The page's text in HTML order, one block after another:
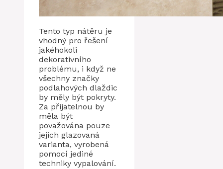
Tento typ nátěru je
vhodný pro řešení
jakéhokoli
dekorativního
problému, i když ne
všechny značky
podlahových dlaždic
by měly být pokryty.
Za přijatelnou by
měla být
považována pouze
jejich glazovaná
varianta, vyrobená
pomocí jediné
techniky vypalování.